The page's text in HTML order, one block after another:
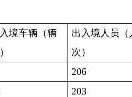
境车辆（辆
出入境人员（
次）
206
203